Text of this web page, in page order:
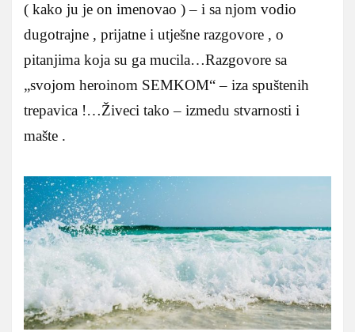
( kako ju je on imenovao ) – i sa njom vodio
dugotrajne , prijatne i utješne razgovore , o
pitanjima koja su ga mucila…Razgovore sa
„svojom heroinom SEMKOM“ – iza spuštenih
trepavica !…Živeci tako – izmedu stvarnosti i
mašte .